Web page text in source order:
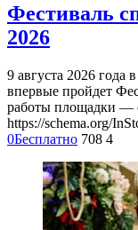
Фестиваль
2026
9 августа 2026
впервые пройдет
работы площадки —
https://schema.org/
0Бесплатно 708 4